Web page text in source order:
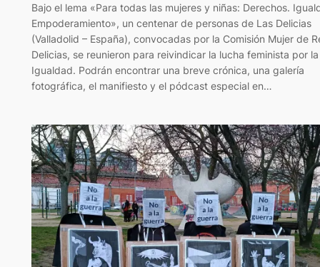
Bajo el lema «Para todas las mujeres y niñas: Derechos.
Empoderamiento», un centenar de personas de Las Delicias
(Valladolid – España), convocadas por la Comisión Mujer de
Delicias, se reunieron para reivindicar la lucha feminista por la
Igualdad. Podrán encontrar una breve crónica, una galería
fotográfica, el manifiesto y el pódcast especial en…